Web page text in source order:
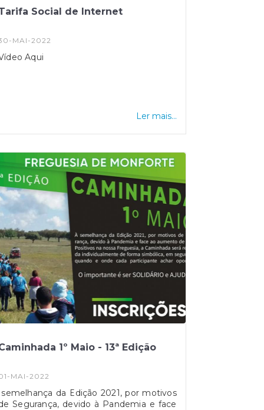
Social de Internet
MAI-2022
Aqui
Ler mais...
1º Maio - 13ª Edição
MAI-2022
semelhança da Edição 2021, por motivos
Segurança, devido à Pandemia e face